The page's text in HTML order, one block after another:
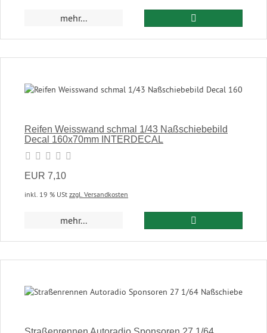
mehr...
Reifen Weisswand schmal 1/43 Naßschiebebild
Decal 160x70mm INTERDECAL
EUR 7,10
inkl. 19 % USt zzgl. Versandkosten
mehr...